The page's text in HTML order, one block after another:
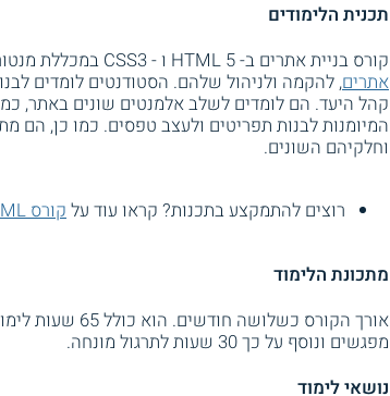
תכנית הלימודים
קורס בניית אתרים ב- HTML 5 ו - CSS3 במכללת מנטור מקנה לסטודנטים כלים מעשיים הנדרשים
אתרים, להקמה ולניהול שלהם. הסטודנטים לומדים
קהל היעד. הם לומדים לשלב אלמנטים שונים באתר,
המיומנות לבנות תפריטים ולעצב טפסים. כמו כן, הם
וחלקיהם השונים.
רוצים להתמקצע בתכנות? קראו עוד עלקורס HTML
מתכונת הלימוד
מפגשים ונוסף על כך 30 שעות לתרגול מונחה.
נושאי לימוד